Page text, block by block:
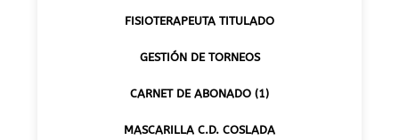
FISIOTERAPEUTA TITULADO
GESTIÓN DE TORNEOS
CARNET DE ABONADO (1)
MASCARILLA C.D. COSLADA